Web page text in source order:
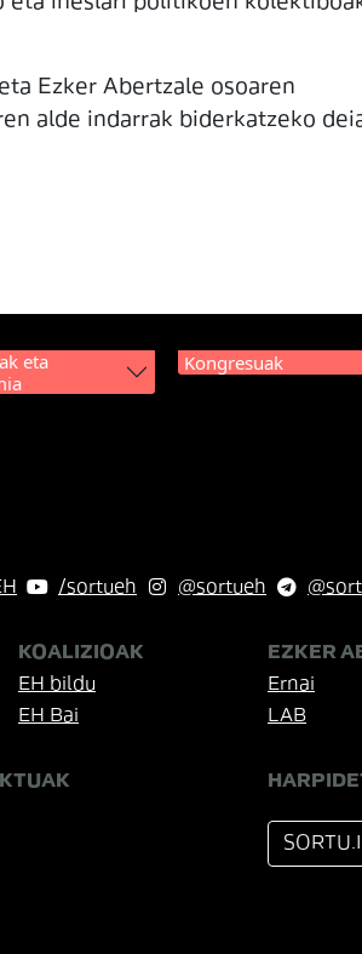
Ezker Abertzale osoaren
alde indarrak biderkatzeko
eta
Kongresuak
/sortueh @sortueh
KOALIZIOAK
EH bildu
EH Bai
EZKER
Ernai
LAB